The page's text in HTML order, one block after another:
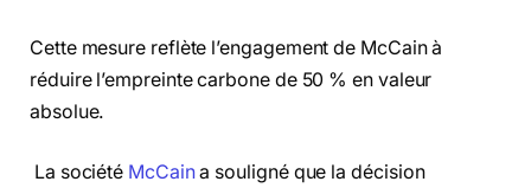
Cette mesure reflète l’engagement de McCain à
réduire l’empreinte carbone de 50 % en valeur
absolue.
La société McCaina souligné que la décision